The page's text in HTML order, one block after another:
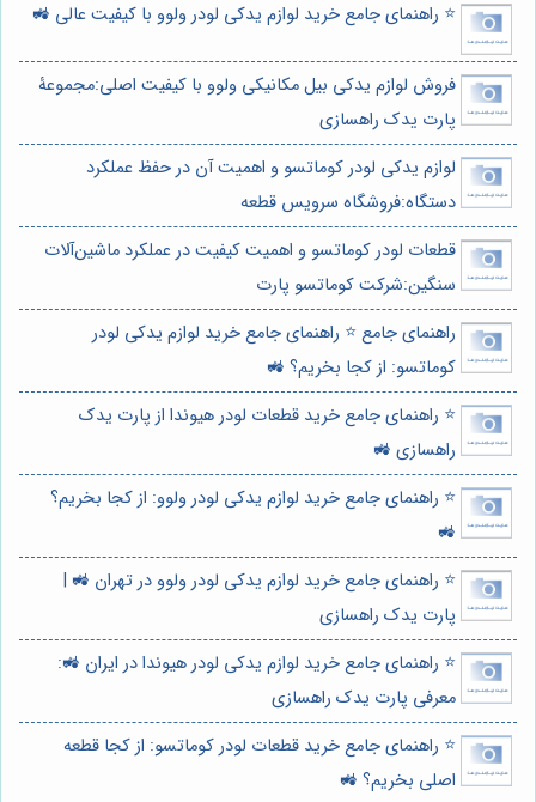
⭐️ راهنمای جامع خرید لوازم یدکی لودر ولوو با کیفیت عالی 🚜
فروش لوازم یدکی بیل مکانیکی ولوو با کیفیت اصلی:مجموعۀ
پارت یدک راهسازی
لوازم یدکی لودر کوماتسو و اهمیت آن در حفظ عملکرد
دستگاه:فروشگاه سرویس قطعه
قطعات لودر کوماتسو و اهمیت کیفیت در عملکرد ماشین‌آلات
سنگین:شرکت کوماتسو پارت
راهنمای جامع ⭐️ راهنمای جامع خرید لوازم یدکی لودر
کوماتسو: از کجا بخریم؟ 🚜
⭐️ راهنمای جامع خرید قطعات لودر هیوندا از پارت یدک
راهسازی 🚜
⭐️ راهنمای جامع خرید لوازم یدکی لودر ولوو: از کجا بخریم؟
🚜
⭐️ راهنمای جامع خرید لوازم یدکی لودر ولوو در تهران 🚜 |
پارت یدک راهسازی
⭐️ راهنمای جامع خرید لوازم یدکی لودر هیوندا در ایران 🚜:
معرفی پارت یدک راهسازی
⭐️ راهنمای جامع خرید قطعات لودر کوماتسو: از کجا قطعه
اصلی بخریم؟ 🚜